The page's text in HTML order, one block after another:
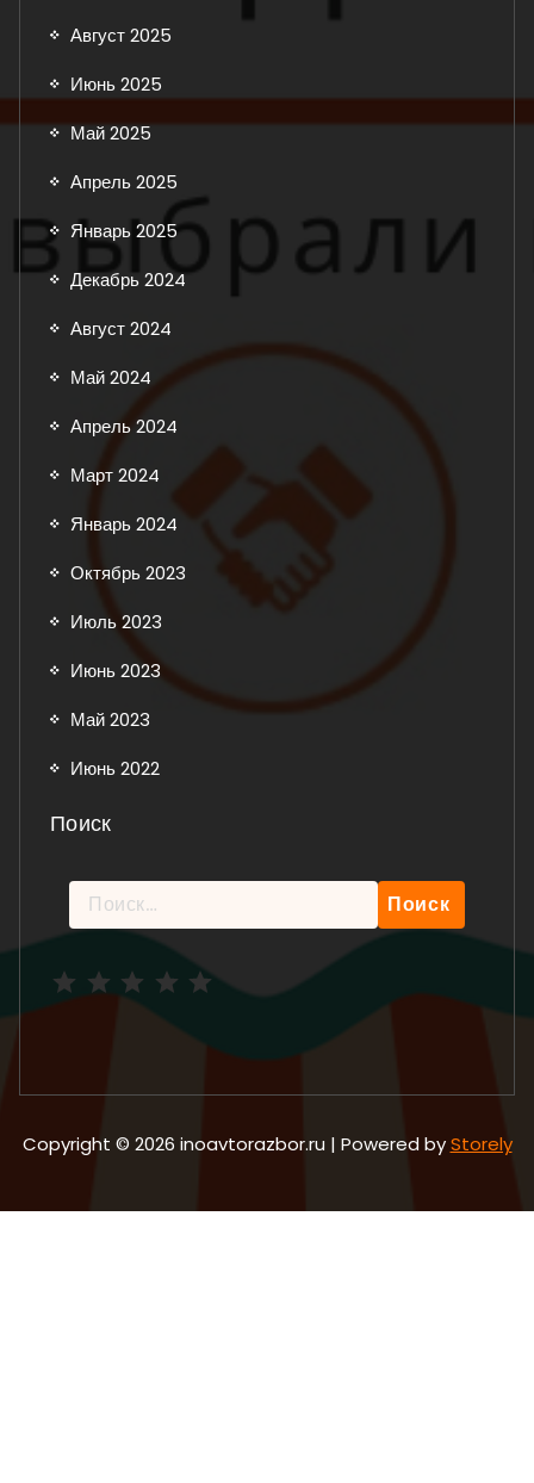
Август 2025
Июнь 2025
Май 2025
Апрель 2025
Январь 2025
Декабрь 2024
Август 2024
Май 2024
Апрель 2024
Март 2024
Январь 2024
Октябрь 2023
Июль 2023
Июнь 2023
Май 2023
Июнь 2022
Поиск
Найти:
Copyright © 2026 inoavtorazbor.ru | Powered byStorely